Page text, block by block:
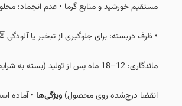
مستقیم خورشید و منابع گرما • عدم انجماد:
• ظرف دربسته: برای جلوگیری از تبخیر یا آلودگی
ماندگاری: 12–18 ماه پس از تولید (بسته
انقضا درج‌شده روی محصول) ویژگی‌ها • آماده